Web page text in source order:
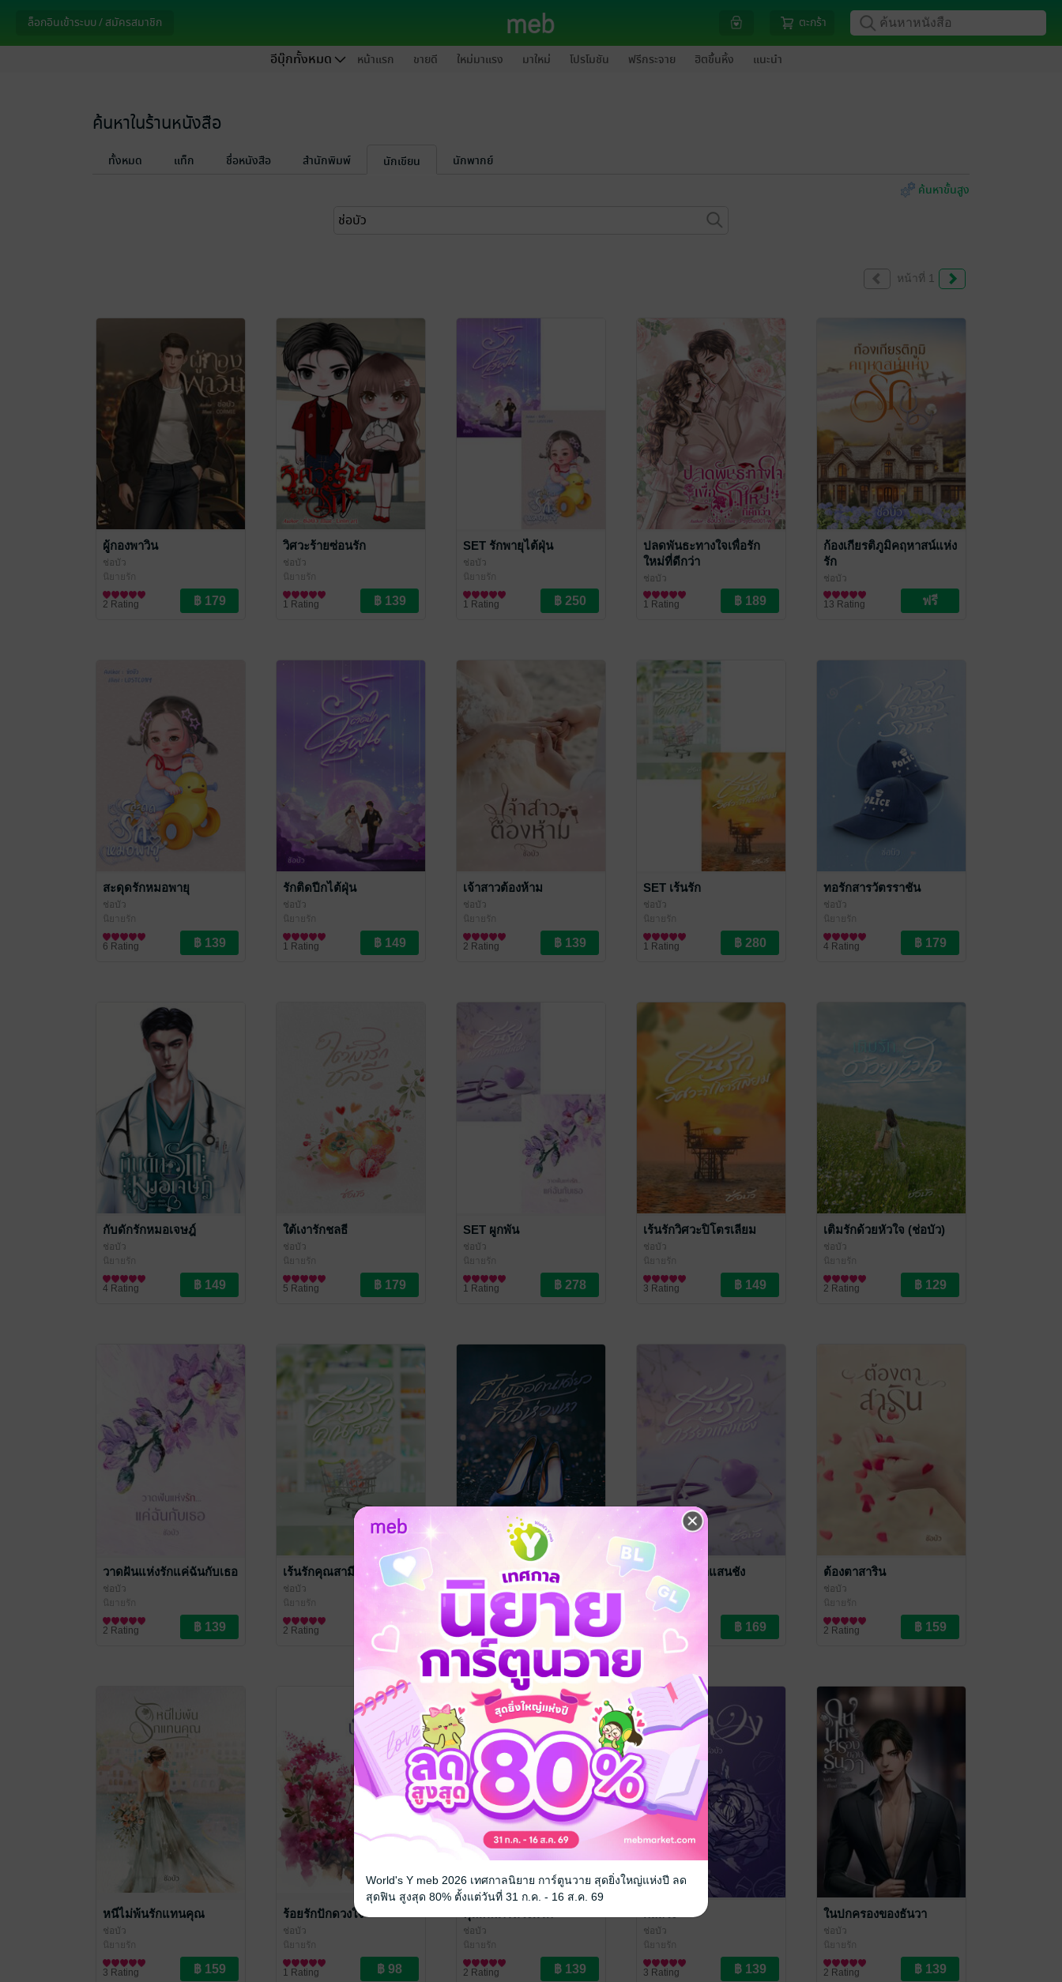
ล็อกอินเข้าระบบ / สมัครสมาชิก ตะกร้า
อีบุ๊กทั้งหมด หน้าแรก ขายดี ใหม่มาแรง มาใหม่ โปรโมชัน ฟรีกระจาย ฮิตขึ้นหิ้ง แนะนำ
ค้นหาในร้านหนังสือ
ทั้งหมด แท็ก ชื่อหนังสือ สำนักพิมพ์ นักเขียน
นักพากย์
ค้นหาขั้นสูง
หน้าที่ 1
ผู้กองพาวิน
ช่อบัว
นิยายรัก
2 Rating
วิศวะร้ายซ่อนรัก
ช่อบัว
นิยายรัก
1 Rating
SET รักพายุไต้ฝุ่น
ช่อบัว
นิยายรัก
1 Rating
ปลดพันธะทางใจเพื่อรัก
ใหม่ที่ดีกว่า
ช่อบัว
นิยายรัก
1 Rating
ก้องเกียรติภูมิคฤหาสน์แห่ง
รัก
ช่อบัว
นิยายรัก
13 Rating
สะดุดรักหมอพายุ
ช่อบัว
นิยายรัก
6 Rating
รักติดปีกไต้ฝุ่น
ช่อบัว
นิยายรัก
1 Rating
เจ้าสาวต้องห้าม
ช่อบัว
นิยายรัก
2 Rating
SET เร้นรัก
ช่อบัว
นิยายรัก
1 Rating
ทอรักสารวัตรราชัน
ช่อบัว
นิยายรัก
4 Rating
กับดักรักหมอเจษฎ์
ช่อบัว
นิยายรัก
4 Rating
ใต้เงารักชลธี
ช่อบัว
นิยายรัก
5 Rating
SET ผูกพัน
ช่อบัว
นิยายรัก
1 Rating
เร้นรักวิศวะปิโตรเลียม
ช่อบัว
นิยายรัก
3 Rating
เติมรักด้วยหัวใจ (ช่อบัว)
ช่อบัว
นิยายรัก
2 Rating
วาดฝันแห่งรักแค่ฉันกับเธอ
ช่อบัว
นิยายรัก
2 Rating
เร้นรักคุณสามี
ช่อบัว
นิยายรัก
2 Rating
เป็นเธอคนเดียวที่ใจห่วงหา
ช่อบัว
นิยายรัก
3 Rating
เร้นรักภรรยาแสนชัง
ช่อบัว
นิยายรัก
5 Rating
ต้องตาสาริน
ช่อบัว
นิยายรัก
2 Rating
หนีไม่พ้นรักแทนคุณ
ช่อบัว
นิยายรัก
3 Rating
ร้อยรักปักดวงใจ
ช่อบัว
นิยายรัก
1 Rating
ช่อบัว
นิยายรัก
2 Rating
ช่อบัว
นิยายรัก
3 Rating
ในปกครองของธันวา
ช่อบัว
นิยายรัก
2 Rating
World's Y meb 2026 เทศกาลนิยาย การ์ตูนวาย สุดยิ่งใหญ่แห่งปี ลด
สุดฟิน สูงสุด 80% ตั้งแต่วันที่ 31 ก.ค. - 16 ส.ค. 69